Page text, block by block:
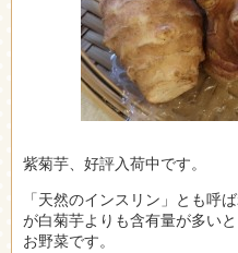
紫菊芋、好評入荷中です。
「天然のインスリン」とも呼
が白菊芋よりも含有量が多い
お野菜です。